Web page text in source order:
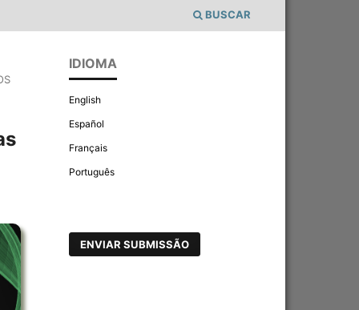
BUSCAR
IDIOMA
English
Español
Français
Português
ENVIAR SUBMISSÃO